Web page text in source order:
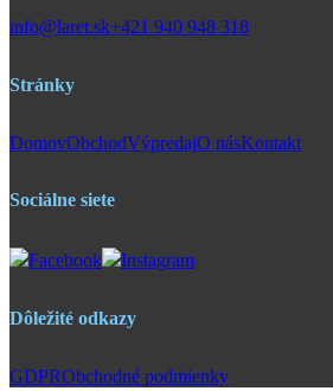
info@laret.sk+421 940 948 318
Stránky
DomovObchodVýpredajO násKontakt
Sociálne siete
Facebook Instagram
Dôležité odkazy
GDPRObchodné podmienky